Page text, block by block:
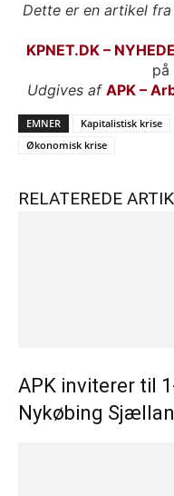
Dette er en artikel
KPNET.DK –
på
Udgives af APK –
EMNER Kapitalistisk krise
Økonomisk krise
RELATEREDE
APK inviterer til
Nykøbing